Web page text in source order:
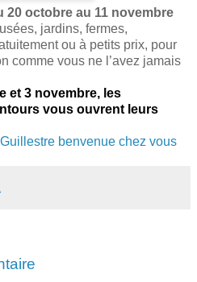
20 octobre au 11 novembre
jardins, fermes,
ou à petits prix, pour
comme vous ne l’avez jamais
et 3 novembre, les
vous ouvrent leurs
Guillestre benvenue chez vous